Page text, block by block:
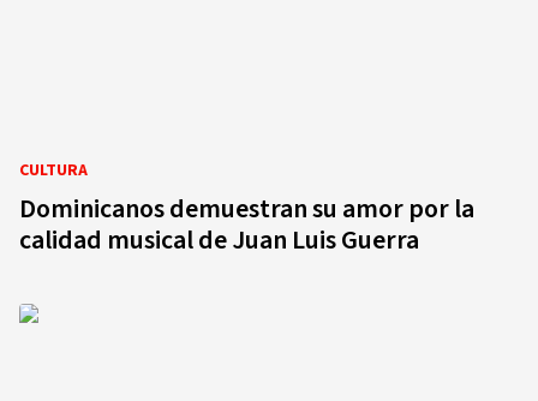
CULTURA
Dominicanos demuestran su amor por la
calidad musical de Juan Luis Guerra